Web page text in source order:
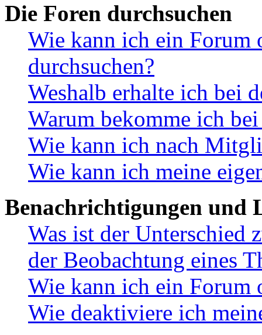
Die Foren durchsuchen
Wie kann ich ein Forum
durchsuchen?
Weshalb erhalte ich bei
Warum bekomme ich
Wie kann ich nach
Wie kann ich meine
Benachrichtigungen und
Was ist der Unterschied
der Beobachtung eines
Wie kann ich ein Forum
Wie deaktiviere ich